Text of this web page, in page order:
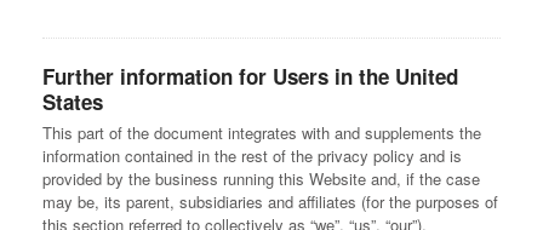
Further information for Users in the United
States
This part of the document integrates with and supplements the
information contained in the rest of the privacy policy and is
provided by the business running this Website and, if the case
may be, its parent, subsidiaries and affiliates (for the purposes of
this section referred to collectively as “we”, “us”, “our”).